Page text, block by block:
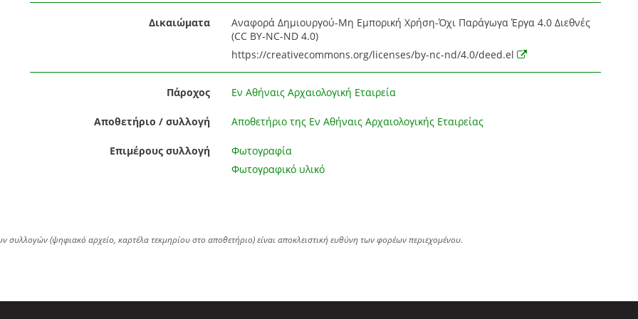
Δικαιώματα
Αναφορά Δημιουργού-Μη Εμπορική Χρήση-Όχι Παράγωγα Έργα 4.0 Διεθνές
(CC BY-NC-ND 4.0)
https://creativecommons.org/licenses/by-nc-nd/4.0/deed.el
Πάροχος Εν Αθήναις Αρχαιολογική Εταιρεία
Αποθετήριο / συλλογή Αποθετήριο της Εν Αθήναις Αρχαιολογικής Εταιρείας
Επιμέρους συλλογή
Φωτογραφία
Φωτογραφικό υλικό
συλλογών (ψηφιακό αρχείο, καρτέλα τεκμηρίου στο αποθετήριο) είναι αποκλειστική ευθύνη των φορέων περιεχομένου.